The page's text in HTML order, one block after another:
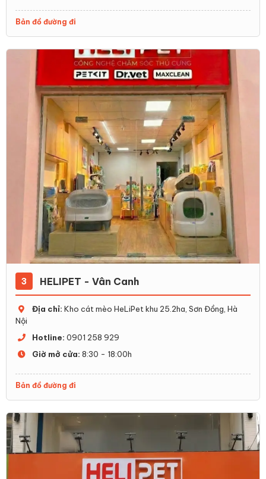
Bản đồ đường đi
3 HELIPET - Vân Canh
Địa chỉ: Kho cát mèo HeLiPet khu 25.2ha, Sơn Đồng, Hà
Nội
Hotline: 0901 258 929
Giờ mở cửa: 8:30 - 18:00h
Bản đồ đường đi